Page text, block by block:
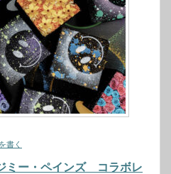
書く
ミー・ペインズ コラボレ